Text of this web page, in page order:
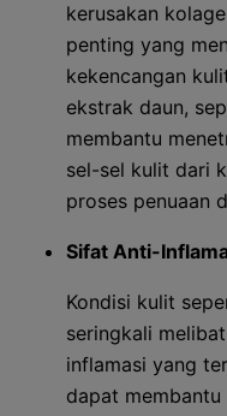
kerusakan
penting yang
kekencangan
ekstrak daun,
membantu
sel-sel kulit dari
proses penuaan
Sifat Anti-
Kondisi kulit
seringkali
inflamasi yang
dapat